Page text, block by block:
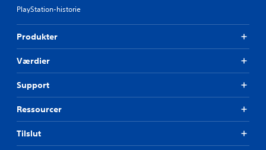
PlayStation-historie
Produkter
Værdier
Support
Ressourcer
Tilslut